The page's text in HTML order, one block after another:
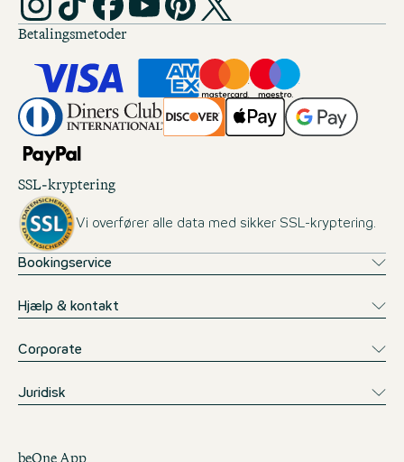
Betalingsmetoder
SSL-kryptering
Vi overfører alle data med sikker SSL-kryptering.
Bookingservice
Hjælp & kontakt
Corporate
Juridisk